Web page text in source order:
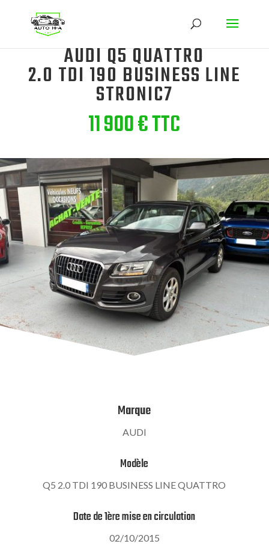
AUDI Q5 QUATTRO
2.0 TDI 190 BUSINESS LINE
STRONIC7
11 900 € TTC
Marque
AUDI
Modèle
Q5 2.0 TDI 190 BUSINESS LINE QUATTRO
Date de 1ère mise en circulation
02/10/2015